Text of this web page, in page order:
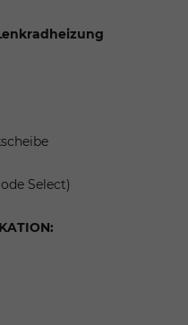
Select)